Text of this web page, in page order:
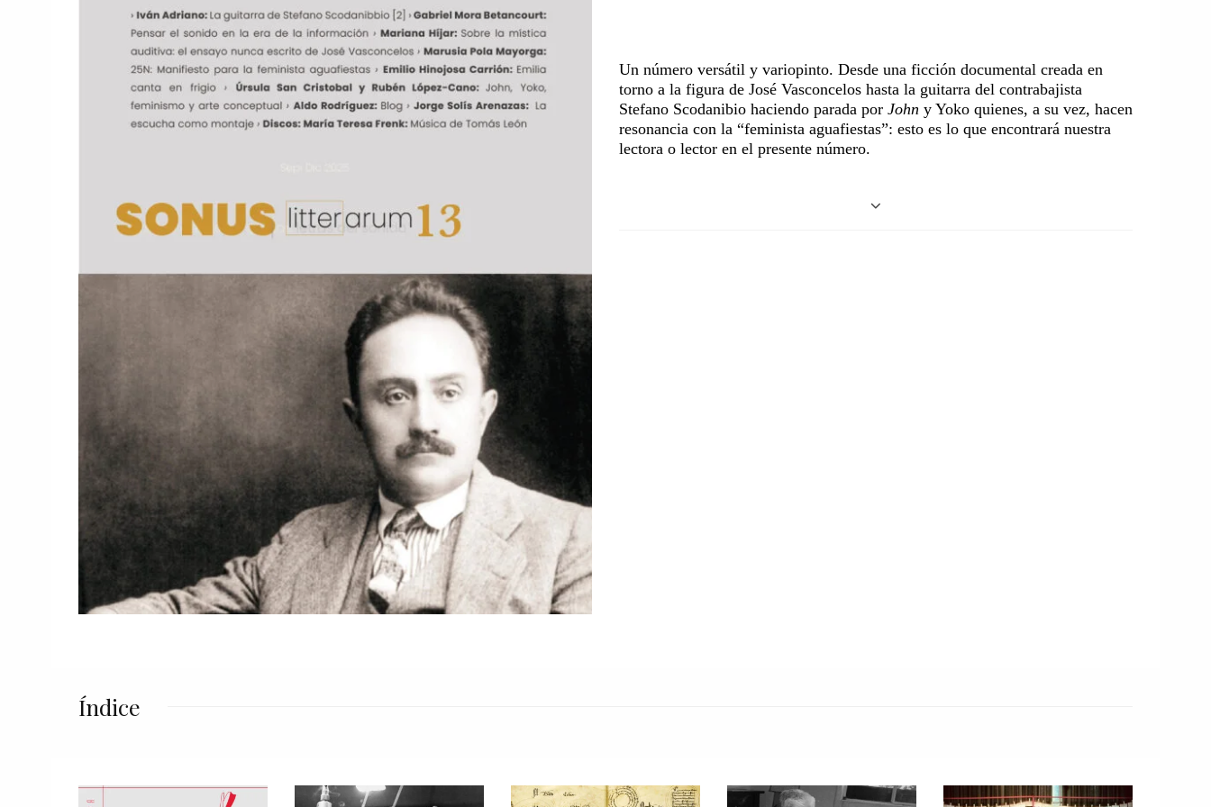
Un número versátil y variopinto. Desde una ficción documental creada en
torno a la figura de José Vasconcelos hasta la guitarra del contrabajista
Stefano Scodanibio haciendo parada por John y Yoko quienes, a su vez, hacen
resonancia con la “feminista aguafiestas”: esto es lo que encontrará nuestra
lectora o lector en el presente número.
nuestro país y en nuestras instituciones; es una fecha en que la banderanaranjimoradase
Índice